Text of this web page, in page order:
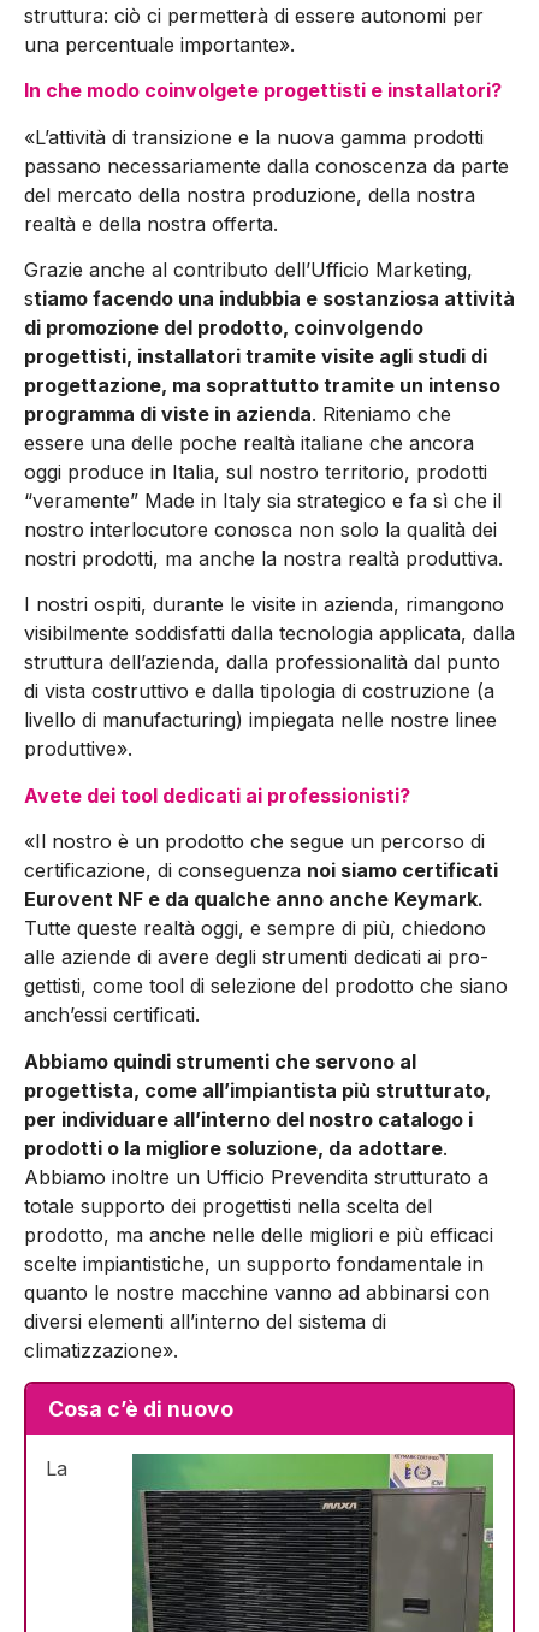
struttura: ciò ci permet­terà di essere autonomi per
una percentuale importante».
In che modo coinvolgete progettisti e installatori?
«L’attività di transizione e la nuova gamma prodotti
passano ne­cessariamente dalla conoscenza da parte
del mercato della no­stra produzione, della nostra
realtà e della nostra offerta.
Grazie anche al contributo dell’Ufficio Marketing,
stiamo facen­do una indubbia e sostanziosa attività
di promozione del prodot­to, coinvolgendo
progettisti, installatori tramite visite agli studi di
progettazione, ma soprattutto tramite un intenso
programma di viste in azienda. Riteniamo che
essere una delle poche realtà italiane che ancora
oggi produce in Italia, sul nostro territorio, prodotti
“veramen­te” Made in Italy sia strategico e fa sì che il
nostro interlocuto­re conosca non solo la qualità dei
nostri prodotti, ma anche la nostra realtà produttiva.
I nostri ospiti, durante le vi­site in azienda, rimangono
visibilmente soddisfatti dalla tecnologia applicata, dalla
struttura dell’azienda, dalla professionalità dal punto
di vista costruttivo e dalla tipologia di costruzione (a
livello di manufacturing) impiegata nelle nostre linee
produttive».
Avete dei tool dedicati ai professionisti?
«Il nostro è un prodotto che segue un percorso di
certificazione, di conseguenza noi siamo certificati
Eurovent NF e da qualche anno anche Keymark.
Tutte queste realtà oggi, e sempre di più, chiedono
alle aziende di avere degli strumenti dedicati ai pro­
gettisti, come tool di selezione del prodotto che siano
anch’essi certificati.
Abbiamo quindi strumenti che servono al
progettista, come all’impiantista più strutturato,
per individuare all’interno del nostro catalogo i
prodotti o la migliore soluzione, da adot­tare.
Abbiamo inoltre un Ufficio Prevendita strutturato a
totale supporto dei progettisti nella scelta del
prodotto, ma anche nel­le delle migliori e più efficaci
scelte impiantistiche, un supporto fondamentale in
quanto le nostre macchine vanno ad abbinarsi con
diversi elementi all’interno del sistema di
climatizzazione».
Cosa c’è di nuovo
La